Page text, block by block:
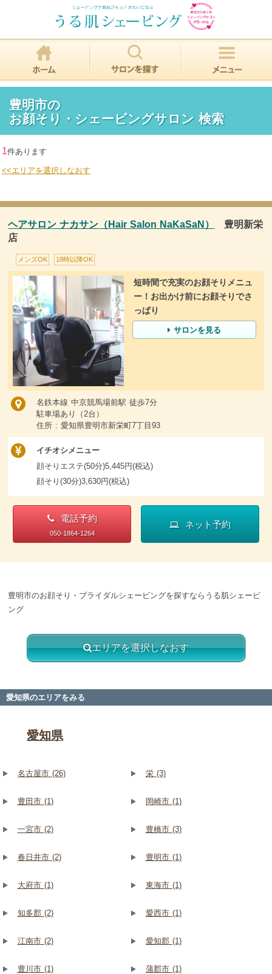
豊明市の
お顔そり・シェービングサロン 検索
1件あります
<<エリアを選択しなおす
ヘアサロン ナカサン（Hair Salon NaKaSaN）
豊明新栄
店
メンズOK 18時以降OK
短時間で充実のお顔そりメニュ
ー！お出かけ前にお顔そりでさ
っぱり
サロンを見る
名鉄本線 中京競馬場前駅 徒歩7分
駐車場あり（2台）
住所 : 愛知県豊明市新栄町7丁目93
イチオシメニュー
顔そりエステ(50分)5,445円(税込)
顔そり(30分)3,630円(税込)
電話予約
050-1864-1264
ネット予約
豊明市のお顔そり・ブライダルシェービングを探すならうる肌シェービ
ング
エリアを選択しなおす
愛知県のエリアをみる
愛知県
名古屋市 (26) 栄 (3)
豊田市 (1) 岡崎市 (1)
一宮市 (2) 豊橋市 (3)
春日井市 (2) 豊明市 (1)
大府市 (1) 東海市 (1)
知多郡 (2) 愛西市 (1)
江南市 (2) 愛知郡 (1)
豊川市 (1) 蒲郡市 (1)